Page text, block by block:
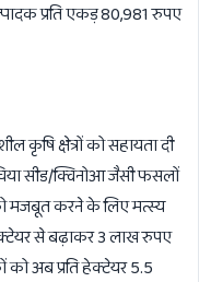
प्रति एकड़ 80,981 रुपए
कृषि क्षेत्रों को सहायता दी
सीड/क्विनोआ जैसी फसलों
मजबूत करने के लिए मत्स्य
से बढ़ाकर 3 लाख रुपए
को अब प्रति हेक्टेयर 5.5